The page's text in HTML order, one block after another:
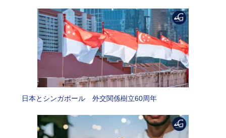
日本とシンガポール 外交関係樹立60周年